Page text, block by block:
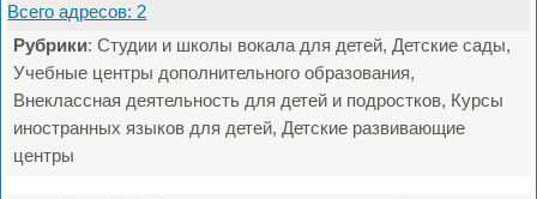
Всего адресов: 2
Рубрики: Студии и школы вокала для детей, Детские сады,
Учебные центры дополнительного образования,
Внеклассная деятельность для детей и подростков, Курсы
иностранных языков для детей, Детские развивающие
центры